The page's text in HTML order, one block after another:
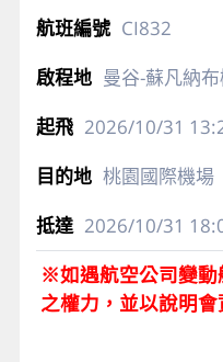
CI832
曼谷-蘇凡納
2026/10/31
桃園國際機場
2026/10/31
※如遇航空公司變動
之權力，並以說明